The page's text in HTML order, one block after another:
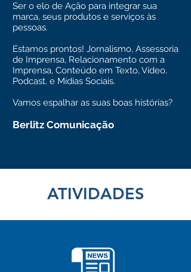
Ser o elo de Ação para integrar sua
marca, seus produtos e serviços às
pessoas.
Estamos prontos! Jornalismo, Assessoria
de Imprensa, Relacionamento com a
Imprensa, Conteúdo em Texto, Vídeo,
Podcast. e Mídias Sociais.
Vamos espalhar as suas boas histórias?
Berlitz Comunicação
ATIVIDADES